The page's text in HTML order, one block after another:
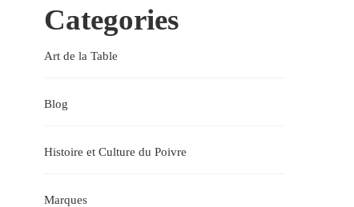
Categories
Art de la Table
Blog
Histoire et Culture du Poivre
Marques